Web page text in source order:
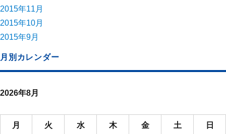
2015年11月
2015年10月
2015年9月
月別カレンダー
2026年8月
月 火 水 木 金 土 日